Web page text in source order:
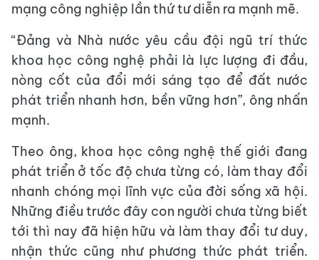
mạng công nghiệp lần thứ tư diễn ra mạnh mẽ.
“Đảng và Nhà nước yêu cầu đội ngũ trí thức
khoa học công nghệ phải là lực lượng đi đầu,
nòng cốt của đổi mới sáng tạo để đất nước
phát triển nhanh hơn, bền vững hơn”, ông nhấn
mạnh.
Theo ông, khoa học công nghệ thế giới đang
phát triển ở tốc độ chưa từng có, làm thay đổi
nhanh chóng mọi lĩnh vực của đời sống xã hội.
Những điều trước đây con người chưa từng biết
tới thì nay đã hiện hữu và làm thay đổi tư duy,
nhận thức cũng như phương thức phát triển.